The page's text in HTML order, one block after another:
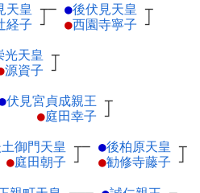
天皇 ┬
経子 ┘
─ ●後伏見天皇 ┬
●西園寺寧子 ┘
光天皇 ┬
源資子 ┘
伏見宮貞成親王 ┬
●庭田幸子 ┘
御門天皇 ┬
●庭田朝子 ┘
─ ●後柏原天皇 ┬
●勧修寺藤子 ┘